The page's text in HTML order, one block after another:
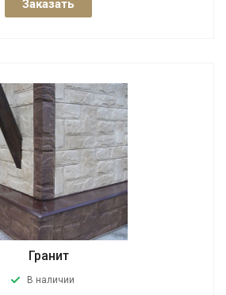
Заказать
Гранит
В наличии